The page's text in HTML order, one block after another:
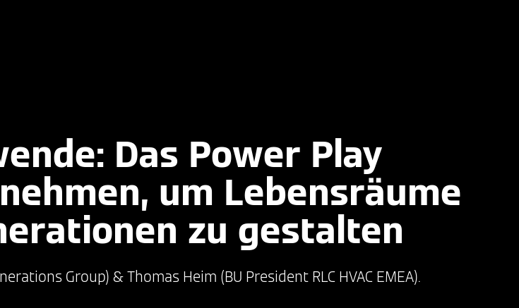
Das Power Play
um Lebensräume
zu gestalten
Group) & Thomas Heim (BU President RLC HVAC EMEA).